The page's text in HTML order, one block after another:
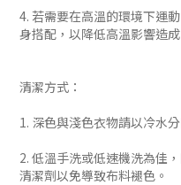
4. 若需要在高溫的環境下運
身搭配，以降低高溫影響造
清潔方式：
1. 深色與淺色衣物請以冷水
2. 低溫手洗或低速機洗為佳
清潔劑以免導致布料褪色。